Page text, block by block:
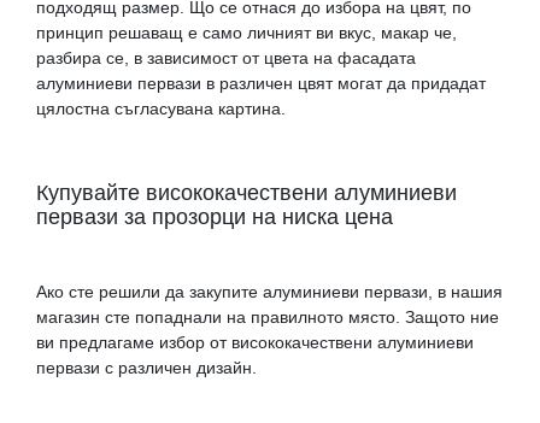
подходящ размер. Що се отнася до избора на цвят, по
принцип решаващ е само личният ви вкус, макар че,
разбира се, в зависимост от цвета на фасадата
алуминиеви первази в различен цвят могат да придадат
цялостна съгласувана картина.
Купувайте висококачествени алуминиеви
первази за прозорци на ниска цена
Ако сте решили да закупите алуминиеви первази, в нашия
магазин сте попаднали на правилното място. Защото ние
ви предлагаме избор от висококачествени алуминиеви
первази с различен дизайн.